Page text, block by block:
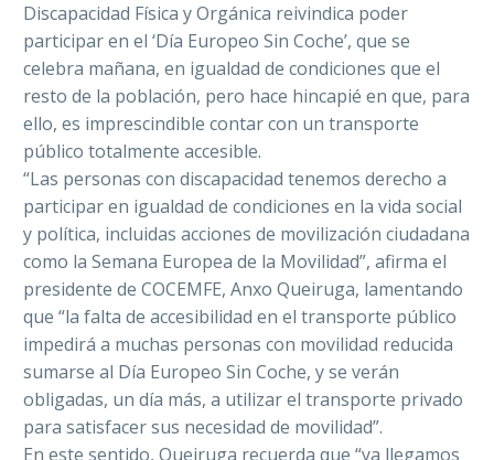
Discapacidad Física y Orgánica reivindica poder
participar en el ‘Día Europeo Sin Coche’, que se
celebra mañana, en igualdad de condiciones que el
resto de la población, pero hace hincapié en que, para
ello, es imprescindible contar con un transporte
público totalmente accesible.
“Las personas con discapacidad tenemos derecho a
participar en igualdad de condiciones en la vida social
y política, incluidas acciones de movilización ciudadana
como la Semana Europea de la Movilidad”, afirma el
presidente de COCEMFE, Anxo Queiruga, lamentando
que “la falta de accesibilidad en el transporte público
impedirá a muchas personas con movilidad reducida
sumarse al Día Europeo Sin Coche, y se verán
obligadas, un día más, a utilizar el transporte privado
para satisfacer sus necesidad de movilidad”.
En este sentido, Queiruga recuerda que “ya llegamos